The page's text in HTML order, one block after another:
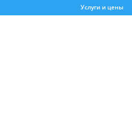
Услуги и цены